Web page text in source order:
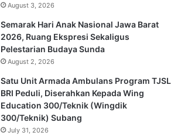
August 3, 2026
Semarak Hari Anak Nasional Jawa Barat
2026, Ruang Ekspresi Sekaligus
Pelestarian Budaya Sunda
August 2, 2026
Satu Unit Armada Ambulans Program TJSL
BRI Peduli, Diserahkan Kepada Wing
Education 300/Teknik (Wingdik
300/Teknik) Subang
July 31, 2026